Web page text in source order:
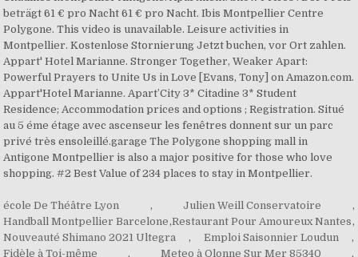
beträgt 61 € pro Nacht 61 € pro Nacht. Ibis Montpellier Centre
Polygone. This video is unavailable. Leisure activities in
Montpellier. Kostenlose Stornierung Jetzt buchen, vor Ort zahlen.
Appart' Hotel Marianne. Stronger Together, Weaker Apart:
Powerful Prayers to Unite Us in Love [Evans, Tony] on Amazon.com.
Appart'Hotel Marianne. Apart’City 3* Citadine 3* Student
Residence; Accommodation prices and options ; Registration. Situé
au 5 éme étage avec ascenseur les fenêtres donnent sur un parc
privé très ensoleillé.garage The Polygone shopping mall in
Antigone Montpellier is also a major positive for those who love
shopping. #2 Best Value of 234 places to stay in Montpellier.
école De Théâtre Lyon , Julien Weill Conservatoire
,
Handball Montpellier Barcelone,Restaurant Pour Amoureux Nantes,
Nouveauté Shimano 2021 Ultegra
, Emploi Saisonnier Loudun
,
Fidèle à Toi-même
, Meteo à Olonne Sur Mer 85340 ,